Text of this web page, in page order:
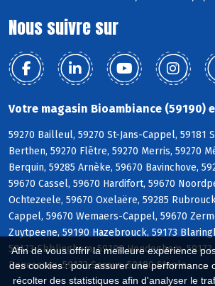
Afin de vous offrir la meilleure expérience
des cookies : pour assurer une performance
récolter des statistiques afin d'analyser le
Nous suivre sur
Votre magasin Bioambiance (59190)
59270 Bailleul, 59270 St-Jans-Cappel, 59181
Berthen, 59270 Flêtre, 59270 Merris, 59270
Berquin, 59285 Arnèke, 59670 Bavinchove,
59670 Cassel, 59670 Hardifort, 59670
Ochtezeele, 59670 Oxelaëre, 59285
Cappel, 59670 Wemaers-Cappel, 59670
Zuytpeene, 59190 Hazebrouck, 59173
59173 Ebblinghem, 59190 Hondeghem, 59173
Renescure, 59173 Sercus, 59190 Staple